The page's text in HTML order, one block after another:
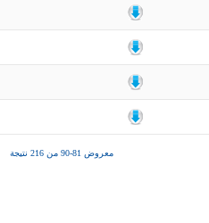
معروض 81-90 من 216 نتيجة